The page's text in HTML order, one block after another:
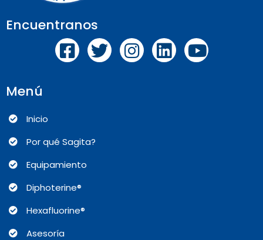
Encuentranos
Menú
Inicio
Por qué Sagita?
Equipamiento
Diphoterine®
Hexafluorine®
Asesoría